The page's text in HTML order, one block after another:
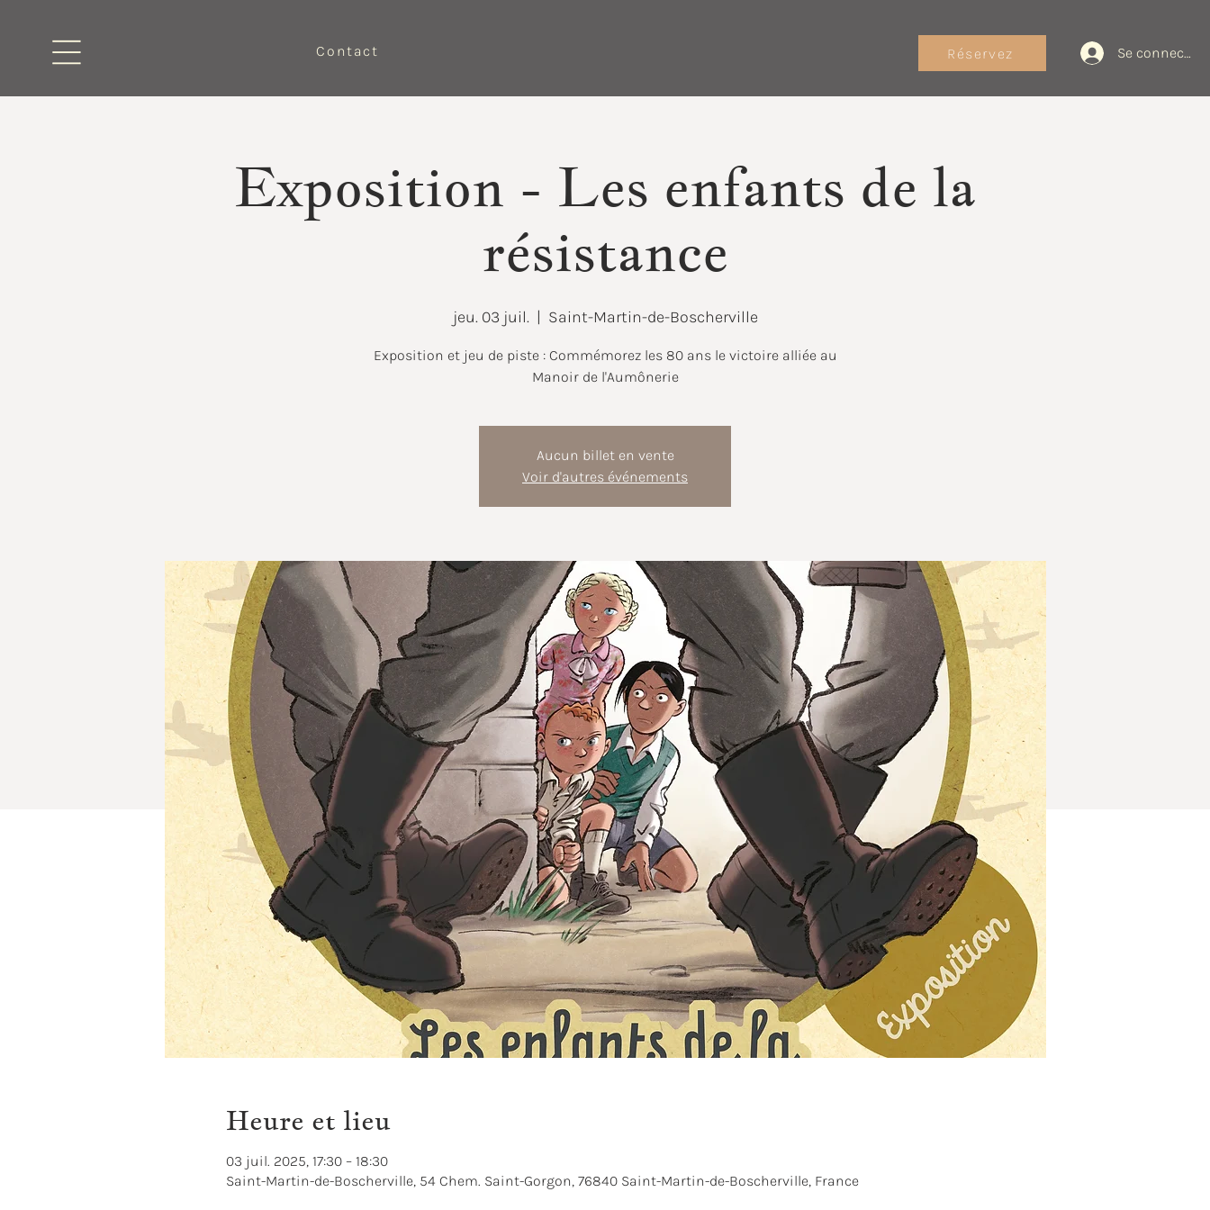
Contact Réservez Se connecter
Exposition - Les enfants de la
résistance
jeu. 03 juil.
  |
Saint-Martin-de-Boscherville
Exposition et jeu de piste : Commémorez les 80 ans le victoire alliée au
Manoir de l'Aumônerie
Aucun billet en vente
Voir d'autres événements
Heure et lieu
03 juil. 2025, 17:30 – 18:30
Saint-Martin-de-Boscherville, 54 Chem. Saint-Gorgon, 76840 Saint-Martin-de-Boscherville, France